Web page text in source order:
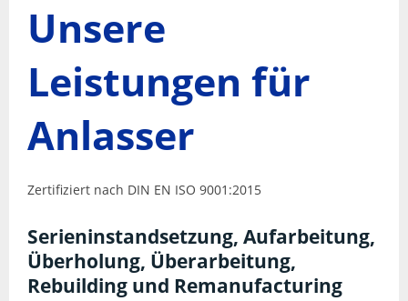
Anlasser
Online-Katalog
Kontakt
Unsere
Leistungen für
Anlasser
Zertifiziert nach DIN EN ISO 9001:2015
Serieninstandsetzung, Aufarbeitung,
Überholung, Überarbeitung,
Rebuilding und Remanufacturing